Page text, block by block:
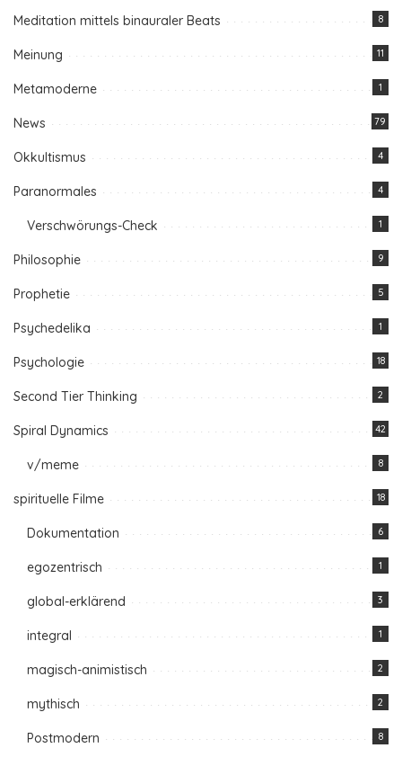
Meditation mittels binauraler Beats 8
Meinung 11
Metamoderne 1
News 79
Okkultismus 4
Paranormales 4
Verschwörungs-Check 1
Philosophie 9
Prophetie 5
Psychedelika 1
Psychologie 18
Second Tier Thinking 2
Spiral Dynamics 42
v/meme 8
spirituelle Filme 18
Dokumentation 6
egozentrisch 1
global-erklärend 3
integral 1
magisch-animistisch 2
mythisch 2
Postmodern 8